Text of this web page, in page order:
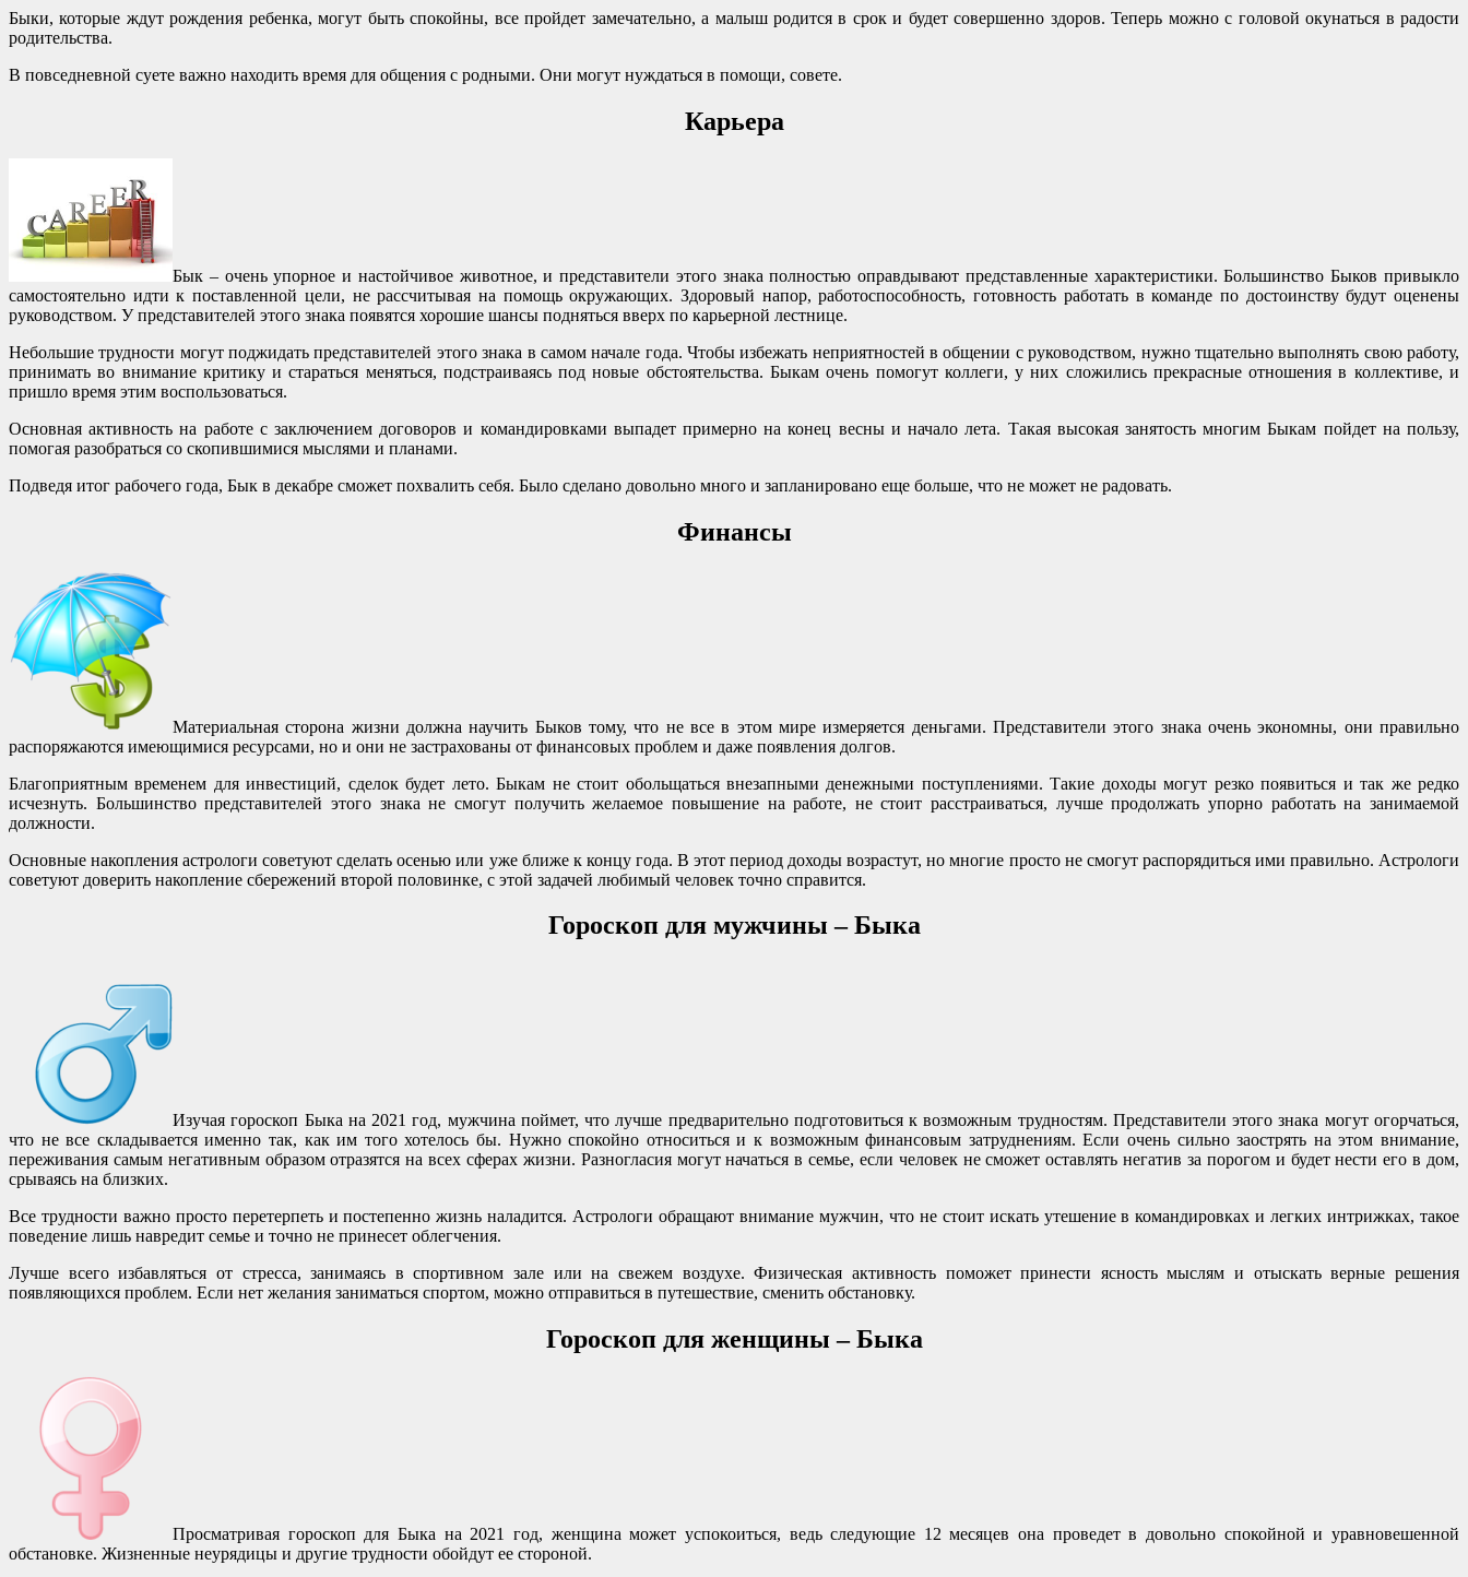
Быки, которые ждут рождения ребенка, могут быть спокойны, все пройдет замечательно, а малыш родится в срок и будет совершенно здоров. Теперь можно с головой окунаться в радости
родительства.
В повседневной суете важно находить время для общения с родными. Они могут нуждаться в помощи, совете.
Карьера
Бык – очень упорное и настойчивое животное, и представители этого знака полностью оправдывают представленные характеристики. Большинство Быков привыкло
самостоятельно идти к поставленной цели, не рассчитывая на помощь окружающих. Здоровый напор, работоспособность, готовность работать в команде по достоинству будут оценены
руководством. У представителей этого знака появятся хорошие шансы подняться вверх по карьерной лестнице.
Небольшие трудности могут поджидать представителей этого знака в самом начале года. Чтобы избежать неприятностей в общении с руководством, нужно тщательно выполнять свою работу,
принимать во внимание критику и стараться меняться, подстраиваясь под новые обстоятельства. Быкам очень помогут коллеги, у них сложились прекрасные отношения в коллективе, и
пришло время этим воспользоваться.
Основная активность на работе с заключением договоров и командировками выпадет примерно на конец весны и начало лета. Такая высокая занятость многим Быкам пойдет на пользу,
помогая разобраться со скопившимися мыслями и планами.
Подведя итог рабочего года, Бык в декабре сможет похвалить себя. Было сделано довольно много и запланировано еще больше, что не может не радовать.
Финансы
Материальная сторона жизни должна научить Быков тому, что не все в этом мире измеряется деньгами. Представители этого знака очень экономны, они правильно
распоряжаются имеющимися ресурсами, но и они не застрахованы от финансовых проблем и даже появления долгов.
Благоприятным временем для инвестиций, сделок будет лето. Быкам не стоит обольщаться внезапными денежными поступлениями. Такие доходы могут резко появиться и так же редко
исчезнуть. Большинство представителей этого знака не смогут получить желаемое повышение на работе, не стоит расстраиваться, лучше продолжать упорно работать на занимаемой
должности.
Основные накопления астрологи советуют сделать осенью или уже ближе к концу года. В этот период доходы возрастут, но многие просто не смогут распорядиться ими правильно. Астрологи
советуют доверить накопление сбережений второй половинке, с этой задачей любимый человек точно справится.
Гороскоп для мужчины – Быка
Изучая гороскоп Быка на 2021 год, мужчина поймет, что лучше предварительно подготовиться к возможным трудностям. Представители этого знака могут огорчаться,
что не все складывается именно так, как им того хотелось бы. Нужно спокойно относиться и к возможным финансовым затруднениям. Если очень сильно заострять на этом внимание,
переживания самым негативным образом отразятся на всех сферах жизни. Разногласия могут начаться в семье, если человек не сможет оставлять негатив за порогом и будет нести его в дом,
срываясь на близких.
Все трудности важно просто перетерпеть и постепенно жизнь наладится. Астрологи обращают внимание мужчин, что не стоит искать утешение в командировках и легких интрижках, такое
поведение лишь навредит семье и точно не принесет облегчения.
Лучше всего избавляться от стресса, занимаясь в спортивном зале или на свежем воздухе. Физическая активность поможет принести ясность мыслям и отыскать верные решения
появляющихся проблем. Если нет желания заниматься спортом, можно отправиться в путешествие, сменить обстановку.
Гороскоп для женщины – Быка
Просматривая гороскоп для Быка на 2021 год, женщина может успокоиться, ведь следующие 12 месяцев она проведет в довольно спокойной и уравновешенной
обстановке. Жизненные неурядицы и другие трудности обойдут ее стороной.